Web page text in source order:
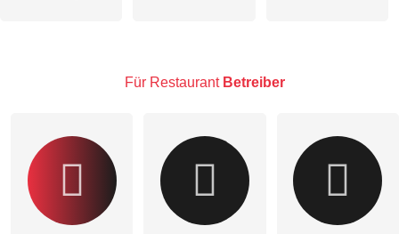
Besucher sichtbar.
Für Restaurant Betreiber